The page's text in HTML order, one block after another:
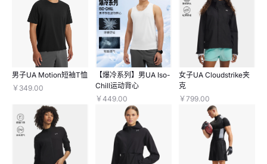
男子UA Motion短袖T恤
￥349.00
【爆冷系列】男UA Iso-
Chill运动背心
￥449.00
女子UA Cloudstrike夹
克
￥799.00